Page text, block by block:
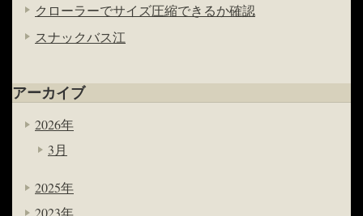
クローラーでサイズ圧縮できるか確認
スナックバス江
アーカイブ
2026年
3月
2025年
2023年